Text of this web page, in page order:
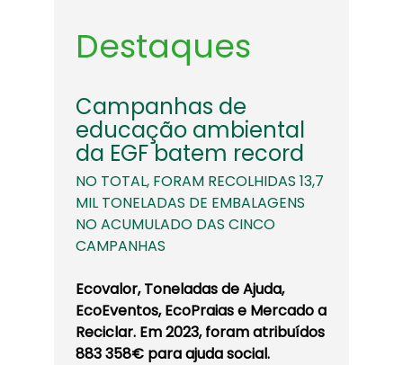
Destaques
Campanhas de
educação ambiental
da EGF batem record
NO TOTAL, FORAM RECOLHIDAS 13,7
MIL TONELADAS DE EMBALAGENS
NO ACUMULADO DAS CINCO
CAMPANHAS
Ecovalor, Toneladas de Ajuda,
EcoEventos, EcoPraias e Mercado a
Reciclar. Em 2023, foram atribuídos
883 358€ para ajuda social.